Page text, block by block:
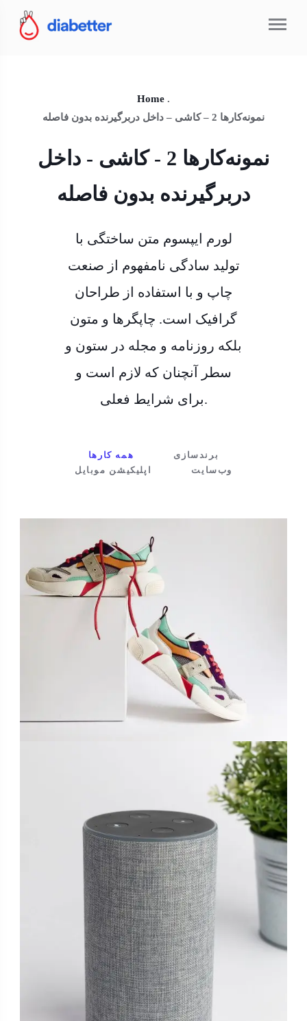
Home .
نمونه‌کارها 2 – کاشی – داخل دربرگیرنده بدون فاصله
نمونه‌کارها 2 - کاشی - داخل
دربرگیرنده بدون فاصله
لورم ایپسوم متن ساختگی با
تولید سادگی نامفهوم از صنعت
چاپ و با استفاده از طراحان
گرافیک است. چاپگرها و متون
بلکه روزنامه و مجله در ستون و
سطر آنچنان که لازم است و
برای شرایط فعلی.
همه کارها
برندسازی
اپلیکیشن موبایل
وب‌سایت